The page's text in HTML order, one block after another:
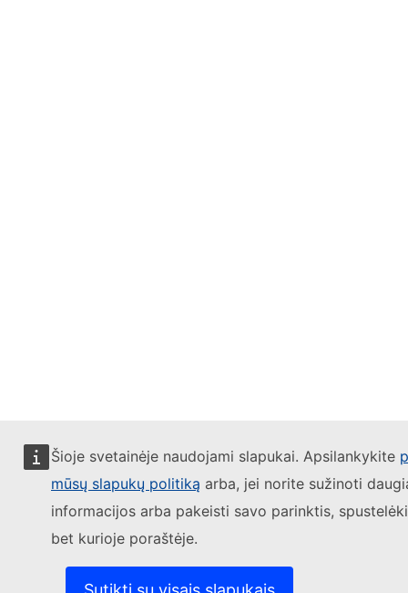
Šioje svetainėje naudojami slapukai. Apsilankykite
mūsų slapukų politiką arba, jei norite sužinoti
informacijos arba pakeisti savo parinktis,
bet kurioje poraštėje.